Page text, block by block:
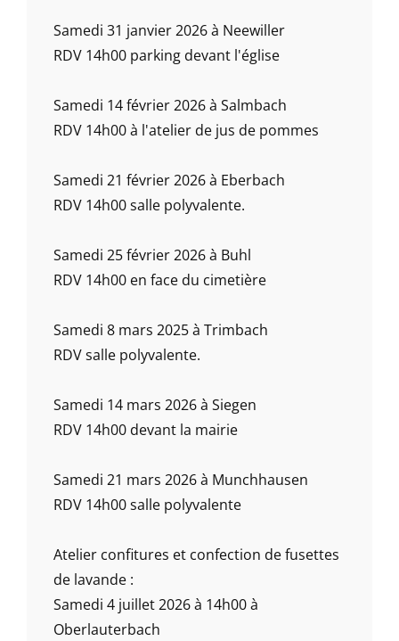
Samedi 31 janvier 2026 à Neewiller
RDV 14h00 parking devant l'église
Samedi 14 février 2026 à Salmbach
RDV 14h00 à l'atelier de jus de pommes
Samedi 21 février 2026 à Eberbach
RDV 14h00 salle polyvalente.
Samedi 25 février 2026 à Buhl
RDV 14h00 en face du cimetière
Samedi 8 mars 2025 à Trimbach
RDV salle polyvalente.
Samedi 14 mars 2026 à Siegen
RDV 14h00 devant la mairie
Samedi 21 mars 2026 à Munchhausen
RDV 14h00 salle polyvalente
Atelier confitures et confection de fusettes
de lavande :
Samedi 4 juillet 2026 à 14h00 à
Oberlauterbach